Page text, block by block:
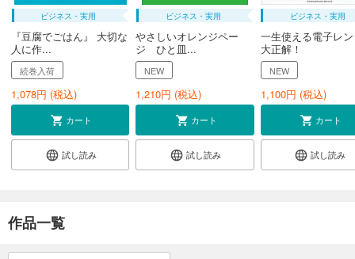
ビジネス・実用
『豆腐でごはん』 大切な
人に作...
続巻入荷
1,078円 (税込)
カート
試し読み
ビジネス・実用
やさしいオレンジペー
ジ ひと皿...
NEW
1,210円 (税込)
カート
試し読み
ビジネス・実用
一生使える電子レ
大正解！
NEW
1,100円 (税込)
カート
試し読み
作品一覧